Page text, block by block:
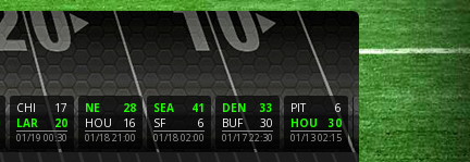
17
CHI
20
LAR
01/19 00:30
28
NE
16
HOU
01/18 21:00
41
SEA
6
SF
01/18 02:00
33
DEN
30
BUF
01/17 22:30
6
PIT
30
HOU
01/13 02:15
16
NE
3
LAC
01/12 02:00
PHI
SF
01/11